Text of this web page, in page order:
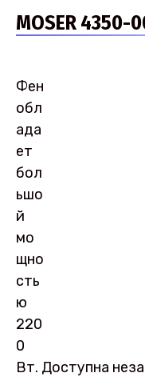
MOSER 4350-
Фен
обл
ада
ет
бол
ьшо
й
мо
щно
сть
ю
220
0
Вт. Доступна